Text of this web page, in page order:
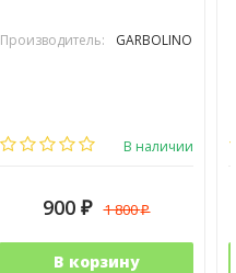
Производитель: GARBOLINO
В наличии
900 ₽ 1 800₽
В корзину